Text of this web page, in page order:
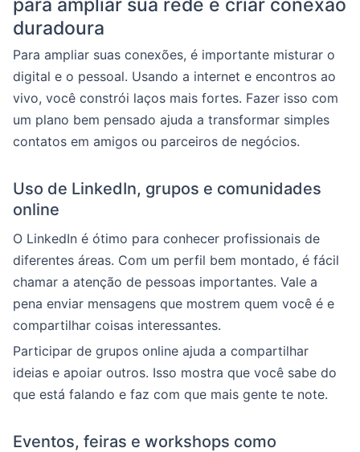
para ampliar sua rede e criar conexão
duradoura
Para ampliar suas conexões, é importante misturar o
digital e o pessoal. Usando a internet e encontros ao
vivo, você constrói laços mais fortes. Fazer isso com
um plano bem pensado ajuda a transformar simples
contatos em amigos ou parceiros de negócios.
Uso de LinkedIn, grupos e comunidades
online
O LinkedIn é ótimo para conhecer profissionais de
diferentes áreas. Com um perfil bem montado, é fácil
chamar a atenção de pessoas importantes. Vale a
pena enviar mensagens que mostrem quem você é e
compartilhar coisas interessantes.
Participar de grupos online ajuda a compartilhar
ideias e apoiar outros. Isso mostra que você sabe do
que está falando e faz com que mais gente te note.
Eventos, feiras e workshops como